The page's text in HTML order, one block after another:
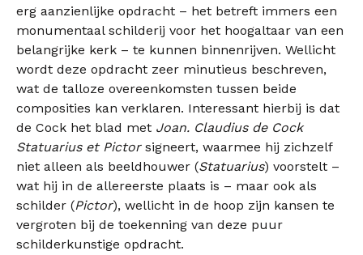
erg aanzienlijke opdracht – het betreft immers een
monumentaal schilderij voor het hoogaltaar van een
belangrijke kerk – te kunnen binnenrijven. Wellicht
wordt deze opdracht zeer minutieus beschreven,
wat de talloze overeenkomsten tussen beide
composities kan verklaren. Interessant hierbij is dat
de Cock het blad met Joan. Claudius de Cock
Statuarius et Pictorsigneert, waarmee hij zichzelf
niet alleen als beeldhouwer (Statuarius) voorstelt –
wat hij in de allereerste plaats is – maar ook als
schilder (Pictor), wellicht in de hoop zijn kansen te
vergroten bij de toekenning van deze puur
schilderkunstige opdracht.